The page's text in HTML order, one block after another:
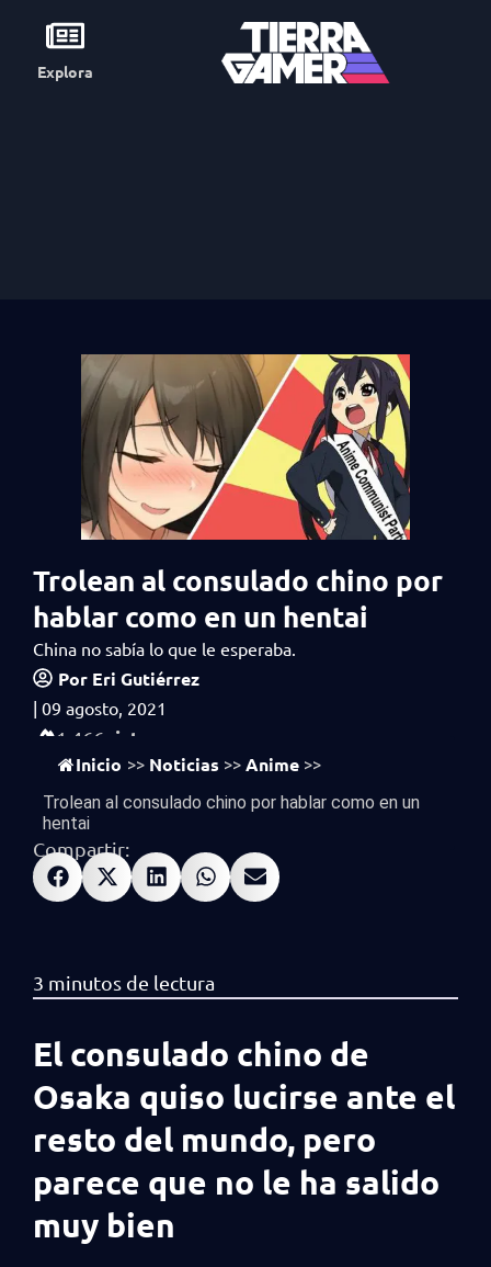
Explora
Trolean al consulado chino por
hablar como en un hentai
China no sabía lo que le esperaba.
Por Eri Gutiérrez
| 09 agosto, 2021
1,466 vistas
Inicio >> Noticias >> Anime >>
Trolean al consulado chino por hablar como en un
hentai
Compartir:
El consulado chino de
Osaka quiso lucirse ante el
resto del mundo, pero
parece que no le ha salido
muy bien